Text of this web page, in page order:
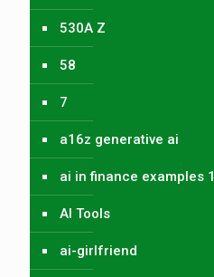
530A Z
58
7
a16z generative ai
ai in finance examples 1
AI Tools
ai-girlfriend